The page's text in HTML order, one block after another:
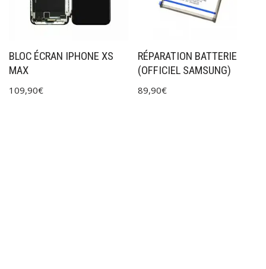
BLOC ÉCRAN IPHONE XS
MAX
109,90€
RÉPARATION BATTERIE
(OFFICIEL SAMSUNG)
89,90€